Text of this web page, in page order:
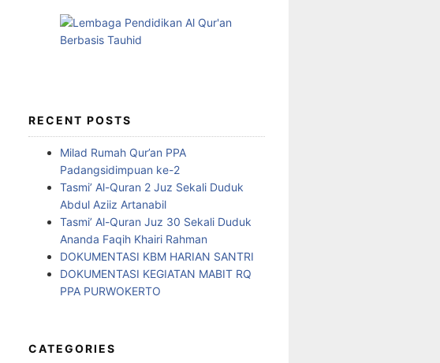
RECENT POSTS
Milad Rumah Qur’an PPA
Padangsidimpuan ke-2
Tasmi’ Al-Quran 2 Juz Sekali Duduk
Abdul Aziiz Artanabil
Tasmi’ Al-Quran Juz 30 Sekali Duduk
Ananda Faqih Khairi Rahman
DOKUMENTASI KBM HARIAN SANTRI
DOKUMENTASI KEGIATAN MABIT RQ
PPA PURWOKERTO
CATEGORIES